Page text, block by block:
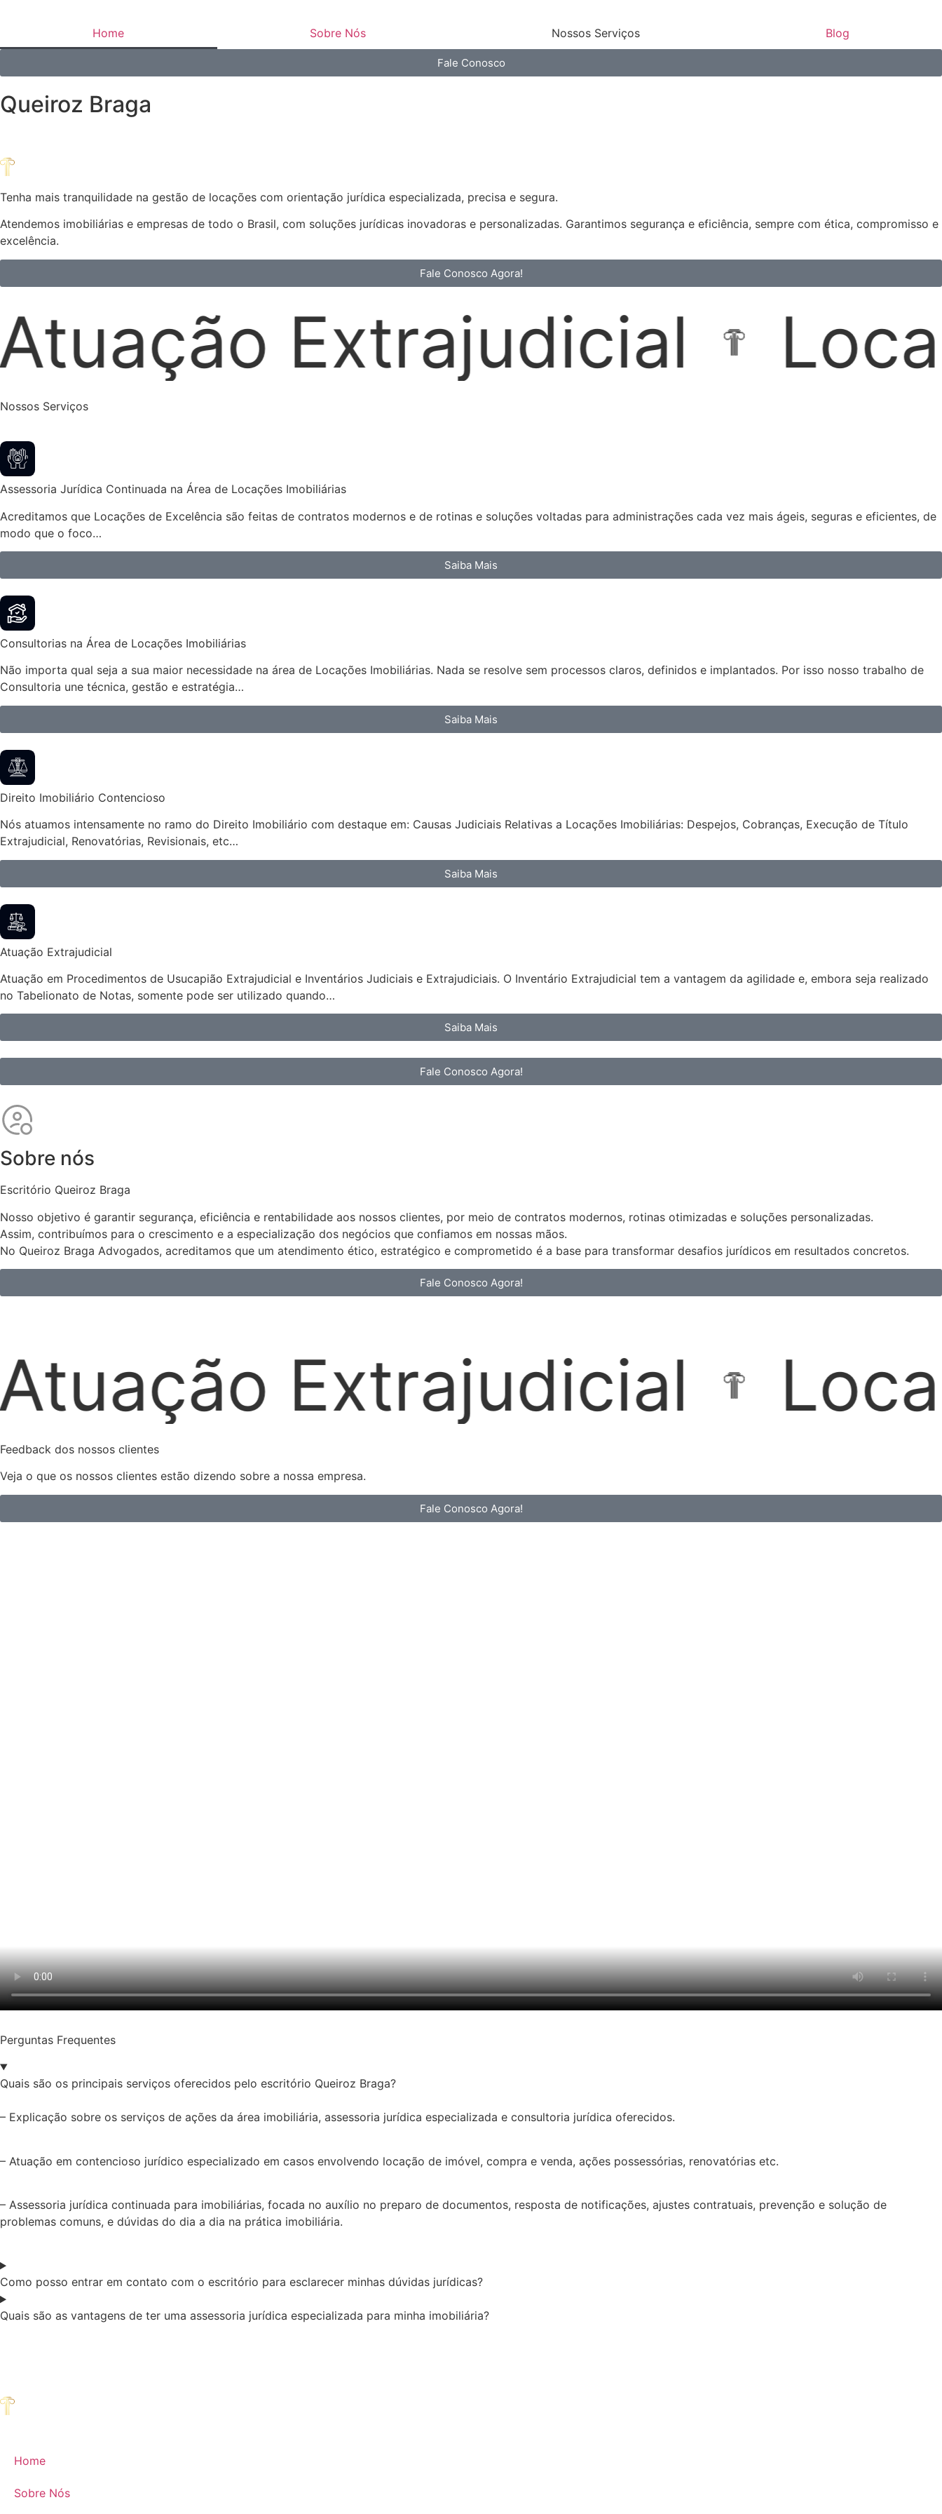
Home Sobre Nós Nossos Serviços Blog
Fale Conosco
Queiroz Braga
Tenha mais tranquilidade na gestão de locações com orientação jurídica especializada, precisa e segura.
Atendemos imobiliárias e empresas de todo o Brasil, com soluções jurídicas inovadoras e personalizadas. Garantimos segurança e eficiência, sempre com ética, compromisso e
excelência.
Fale Conosco Agora!
Locações
Nossos Serviços
Assessoria Jurídica Continuada na Área de Locações Imobiliárias
Acreditamos que Locações de Excelência são feitas de contratos modernos e de rotinas e soluções voltadas para administrações cada vez mais ágeis, seguras e eficientes, de
modo que o foco…
Saiba Mais
Consultorias na Área de Locações Imobiliárias
Não importa qual seja a sua maior necessidade na área de Locações Imobiliárias. Nada se resolve sem processos claros, definidos e implantados. Por isso nosso trabalho de
Consultoria une técnica, gestão e estratégia…
Saiba Mais
Direito Imobiliário Contencioso
Nós atuamos intensamente no ramo do Direito Imobiliário com destaque em: Causas Judiciais Relativas a Locações Imobiliárias: Despejos, Cobranças, Execução de Título
Extrajudicial, Renovatórias, Revisionais, etc…
Saiba Mais
Atuação Extrajudicial
Atuação em Procedimentos de Usucapião Extrajudicial e Inventários Judiciais e Extrajudiciais. O Inventário Extrajudicial tem a vantagem da agilidade e, embora seja realizado
no Tabelionato de Notas, somente pode ser utilizado quando…
Saiba Mais
Fale Conosco Agora!
Sobre nós
Escritório Queiroz Braga
Nosso objetivo é garantir segurança, eficiência e rentabilidade aos nossos clientes, por meio de contratos modernos, rotinas otimizadas e soluções personalizadas.
Assim, contribuímos para o crescimento e a especialização dos negócios que confiamos em nossas mãos.
No Queiroz Braga Advogados, acreditamos que um atendimento ético, estratégico e comprometido é a base para transformar desafios jurídicos em resultados concretos.
Fale Conosco Agora!
Locações
Feedback dos nossos clientes
Veja o que os nossos clientes estão dizendo sobre a nossa empresa.
Fale Conosco Agora!
Perguntas Frequentes
Quais são os principais serviços oferecidos pelo escritório Queiroz Braga?
– Explicação sobre os serviços de ações da área imobiliária, assessoria jurídica especializada e consultoria jurídica oferecidos.
– Atuação em contencioso jurídico especializado em casos envolvendo locação de imóvel, compra e venda, ações possessórias, renovatórias etc.
– Assessoria jurídica continuada para imobiliárias, focada no auxílio no preparo de documentos, resposta de notificações, ajustes contratuais, prevenção e solução de
problemas comuns, e dúvidas do dia a dia na prática imobiliária.
Como posso entrar em contato com o escritório para esclarecer minhas dúvidas jurídicas?
Quais são as vantagens de ter uma assessoria jurídica especializada para minha imobiliária?
Home
Sobre Nós